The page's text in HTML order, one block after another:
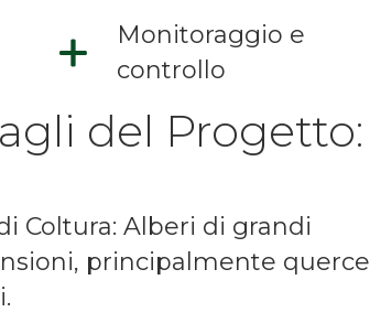
Monitoraggio e
controllo
del Progetto:
Coltura: Alberi di grandi
principalmente querce